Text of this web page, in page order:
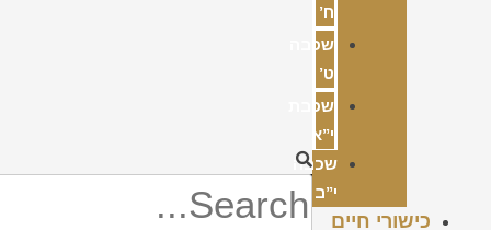
ח’
שכבה
ט’
שכבת
י”א
שכבה
י”ב
כישורי חיים